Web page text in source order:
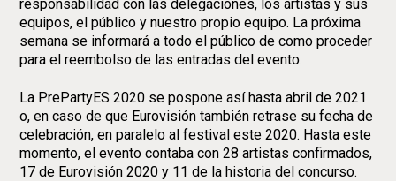
responsabilidad con las delegaciones, los artistas y sus
equipos, el público y nuestro propio equipo. La próxima
semana se informará a todo el público de como proceder
para el reembolso de las entradas del evento.
La PrePartyES 2020 se pospone así hasta abril de 2021
o, en caso de que Eurovisión también retrase su fecha de
celebración, en paralelo al festival este 2020. Hasta este
momento, el evento contaba con 28 artistas confirmados,
17 de Eurovisión 2020 y 11 de la historia del concurso.